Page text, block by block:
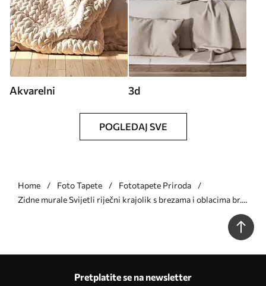
Akvarelni 3d
POGLEDAJ SVE
Home Foto Tapete
Fototapete Priroda
Zidne murale Svijetli riječni krajolik s brezama i oblacima br.
Pretplatite se na newsletter